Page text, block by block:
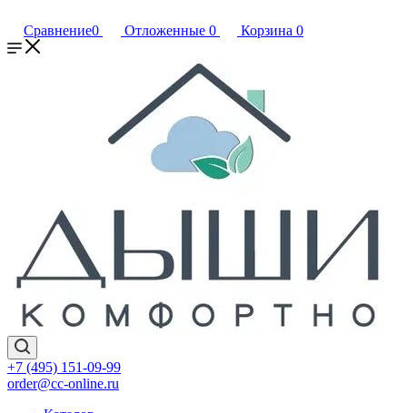
Сравнение0 Отложенные 0 Корзина 0
+7 (495) 151-09-99
order@cc-online.ru